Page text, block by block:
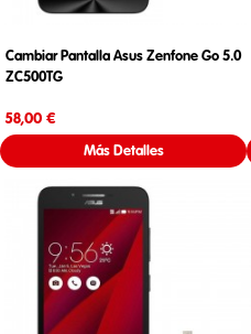
Cambiar Pantalla Asus Zenfone Go 5.0
ZC500TG
58,00 €
Más Detalles